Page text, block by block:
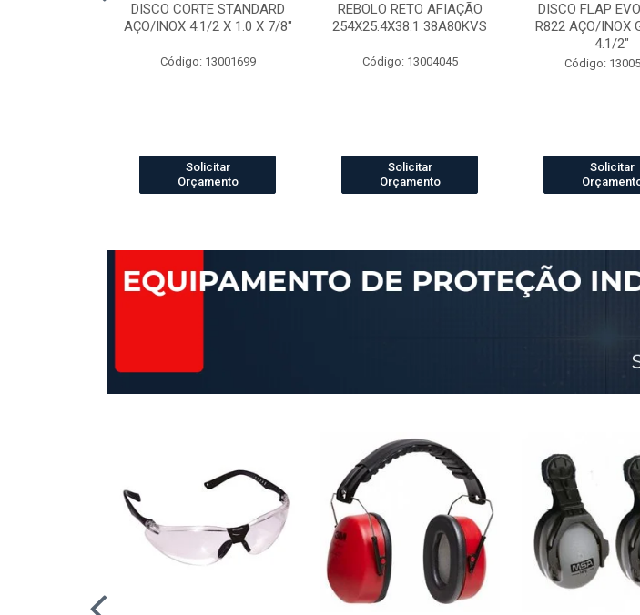
DISCO CORTE STANDARD
AÇO/INOX 4.1/2 X 1.0 X 7/8"
Código: 13001699
Solicitar
Orçamento
REBOLO RETO AFIAÇÃO
254X25.4X38.1 38A80KVS
Código: 13004045
Solicitar
Orçamento
DISCO FLAP
R822 AÇO/INOX
4.1/2"
Código:
Solicitar